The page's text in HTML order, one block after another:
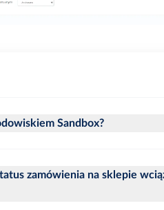
Sandbox?
zamówienia na sklepie